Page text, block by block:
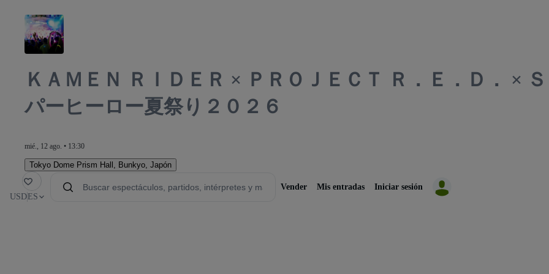
ＫＡＭＥＮ ＲＩＤＥＲ × ＰＲＯＪＥＣＴ Ｒ．Ｅ．Ｄ． ×
パーヒーロー夏祭り２０２６
mié., 12 ago. • 13:30
Tokyo Dome Prism Hall Bunkyo, Japón
USD ES
Vender Mis entradas Iniciar sesión